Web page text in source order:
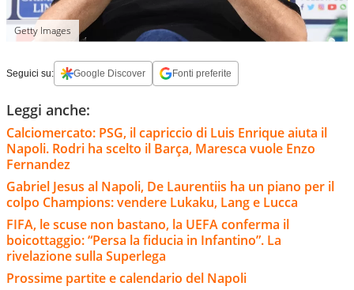
Getty Images
Seguici su: Google Discover Fonti preferite
Leggi anche:
Calciomercato: PSG, il capriccio di Luis Enrique aiuta il
Napoli. Rodri ha scelto il Barça, Maresca vuole Enzo
Fernandez
Gabriel Jesus al Napoli, De Laurentiis ha un piano per il
colpo Champions: vendere Lukaku, Lang e Lucca
FIFA, le scuse non bastano, la UEFA conferma il
boicottaggio: “Persa la fiducia in Infantino”. La
rivelazione sulla Superlega
Prossime partite e calendario del Napoli